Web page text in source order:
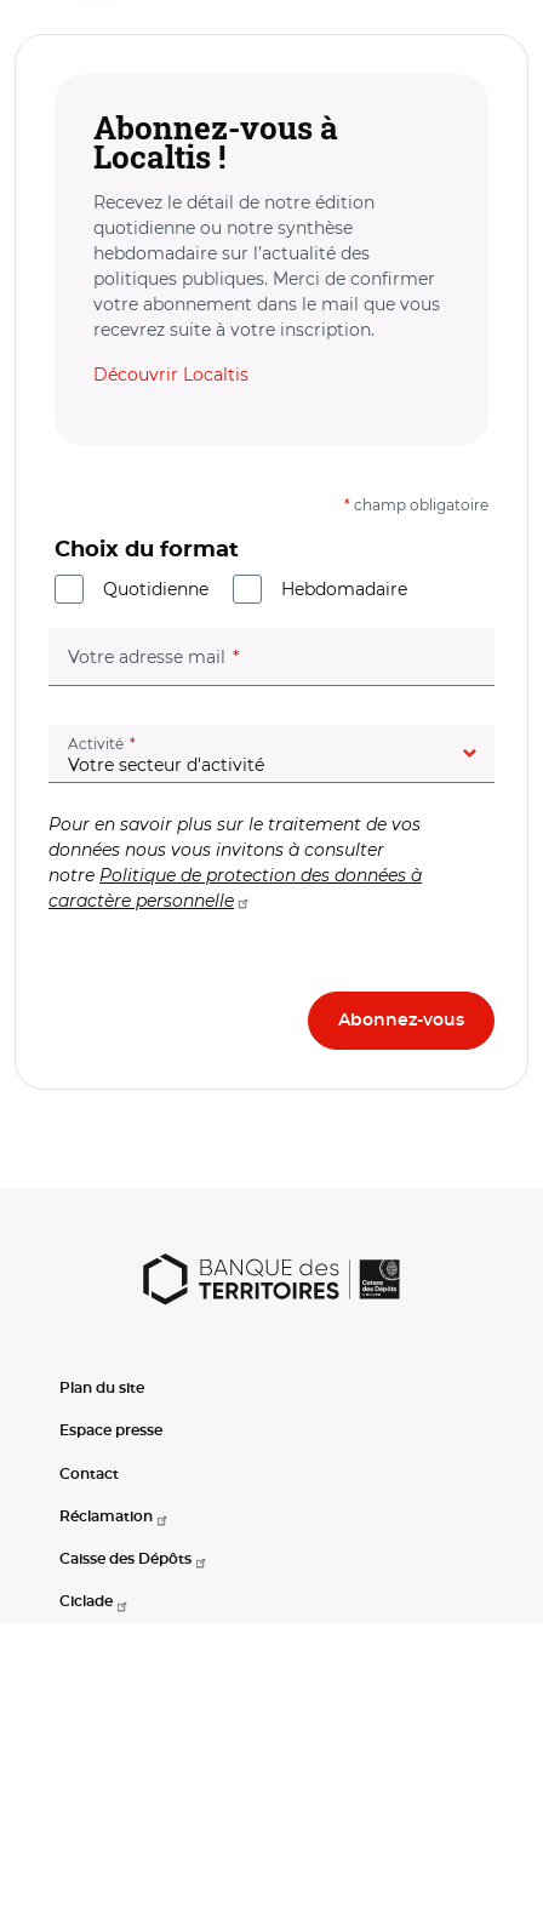
Abonnez-vous à
Localtis !
Recevez le détail de notre édition
quotidienne ou notre synthèse
hebdomadaire sur l’actualité des
politiques publiques. Merci de confirmer
votre abonnement dans le mail que vous
recevrez suite à votre inscription.
Découvrir Localtis
* champ obligatoire
Choix du format
Quotidienne
Hebdomadaire
Votre adresse mail (champ obligatoire)
Activité (champ obligatoire)
Pour en savoir plus sur le traitement de vos
données nous vous invitons à consulter
notre Politique de protection des données à
caractère personnelle
Plan du site
Espace presse
Contact
Réclamation
Caisse des Dépôts
Ciclade